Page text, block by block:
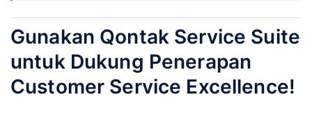
Gunakan Qontak Service Suite
untuk Dukung Penerapan
Customer Service Excellence!